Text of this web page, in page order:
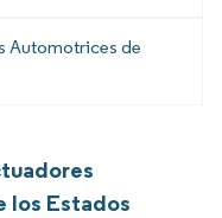
Automotrices de
los Estados